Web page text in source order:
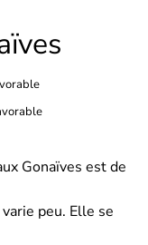
Gonaïves est de
peu. Elle se